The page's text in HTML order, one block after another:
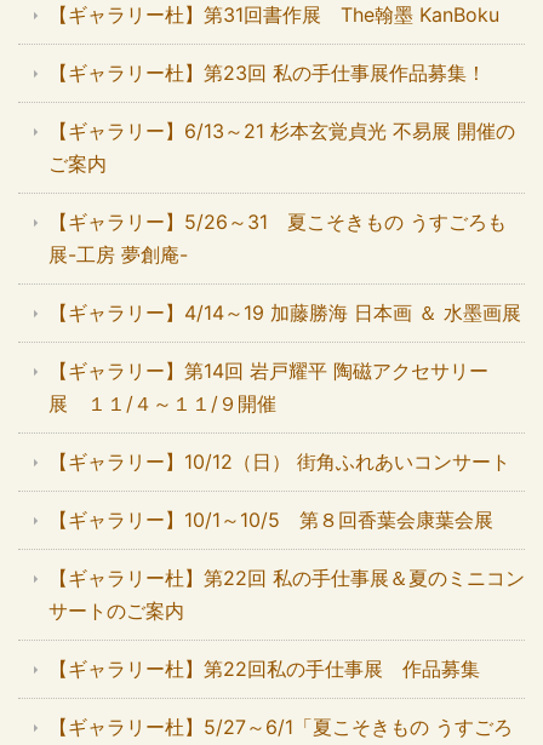
【ギャラリー杜】第31回書作展 The翰墨 KanBoku
【ギャラリー杜】第23回 私の手仕事展作品募集！
【ギャラリー】6/13～21 杉本玄覚貞光 不易展 開催の
ご案内
【ギャラリー】5/26～31 夏こそきもの うすごろも
展-工房 夢創庵-
【ギャラリー】4/14～19 加藤勝海 日本画 ＆ 水墨画展
【ギャラリー】第14回 岩戸耀平 陶磁アクセサリー
展 １１/４～１１/９開催
【ギャラリー】10/12（日） 街角ふれあいコンサート
【ギャラリー】10/1～10/5 第８回香葉会康葉会展
【ギャラリー杜】第22回 私の手仕事展＆夏のミニコン
サートのご案内
【ギャラリー杜】第22回私の手仕事展 作品募集
【ギャラリー杜】5/27～6/1「夏こそきもの うすごろ